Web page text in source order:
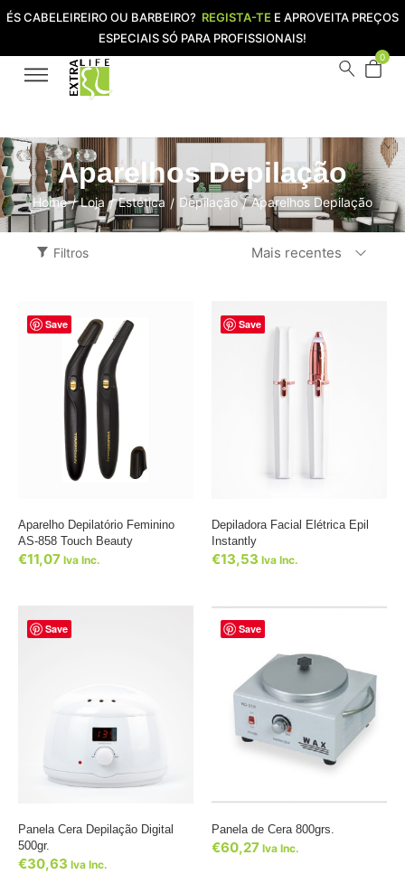
ÉS CABELEIREIRO OU BARBEIRO? REGISTA-TE E APROVEITA PREÇOS
ESPECIAIS SÓ PARA PROFISSIONAIS!
0
Aparelhos Depilação
Home / Loja / Estética / Depilação / Aparelhos Depilação
Filtros Mais recentes
Save
Aparelho Depilatório Feminino
AS-858 Touch Beauty
€11,07 Iva Inc.
Save
Depiladora Facial Elétrica Epil
Instantly
€13,53 Iva Inc.
Save
Panela Cera Depilação Digital
500gr.
€30,63 Iva Inc.
Save
Panela de Cera 800grs.
€60,27 Iva Inc.